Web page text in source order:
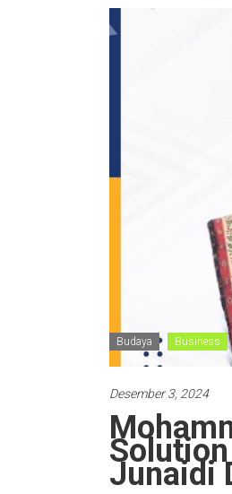
Budaya Business
Desember 3, 2024
Junaidi